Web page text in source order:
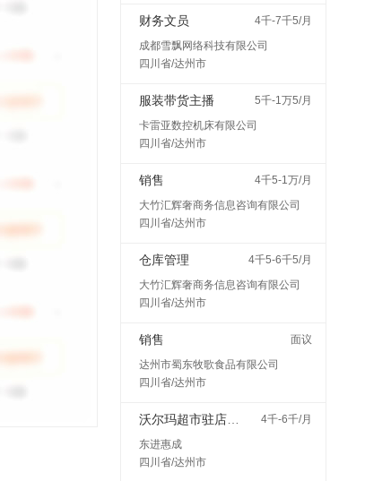
财务文员
4千-7千5/月
成都雪飘网络科技有限公司
四川省/达州市
服装带货主播
5千-1万5/月
卡雷亚数控机床有限公司
四川省/达州市
销售
4千5-1万/月
大竹汇辉奢商务信息咨询有限公司
四川省/达州市
仓库管理
4千5-6千5/月
大竹汇辉奢商务信息咨询有限公司
四川省/达州市
销售
面议
达州市蜀东牧歌食品有限公司
四川省/达州市
4千-6千/月
东进惠成
四川省/达州市